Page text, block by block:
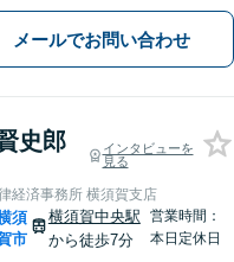
メールでお問い合わせ
史郎
インタビューを
見る
経済事務所 横須賀支店
須
市
横須賀中央駅
から徒歩7分
営業時間：
本日定休日